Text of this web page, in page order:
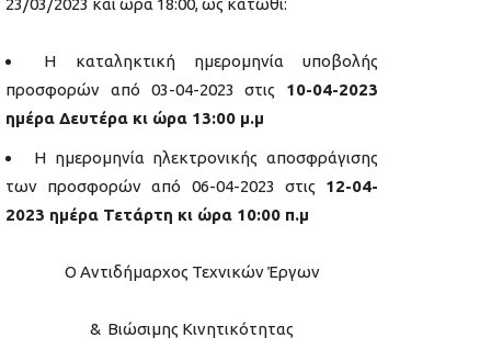
23/03/2023 και ώρα 18:00, ως κάτωθι:
Η καταληκτική ημερομηνία υποβολής
προσφορών από 03-04-2023 στις 10-04-2023
ημέρα Δευτέρα κι ώρα 13:00 μ.μ
Η ημερομηνία ηλεκτρονικής αποσφράγισης
των προσφορών από 06-04-2023 στις 12-04-
2023 ημέρα Τετάρτη κι ώρα 10:00 π.μ
Ο Αντιδήμαρχος Τεχνικών Έργων
& Βιώσιμης Κινητικότητας